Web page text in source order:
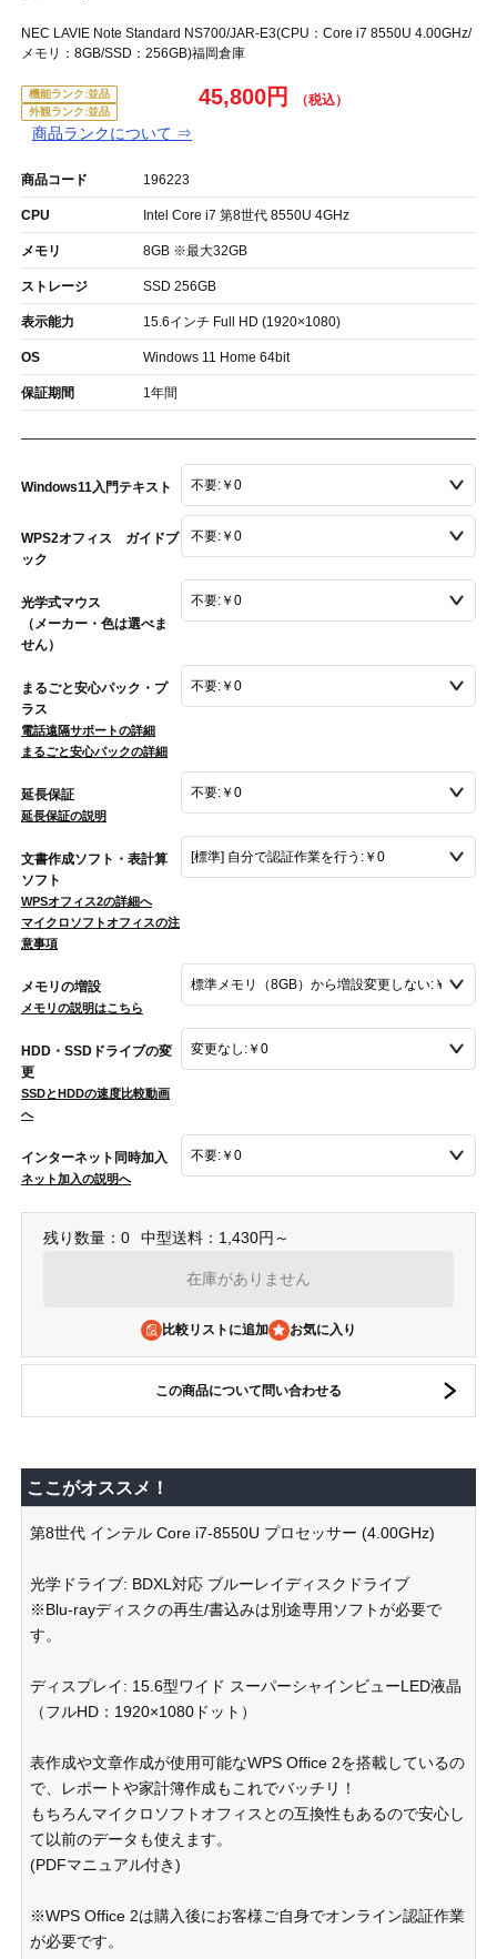
NEC LAVIE Note Standard NS700/JAR-E3(CPU：Core i7 8550U 4.00GHz/
メモリ：8GB/SSD：256GB)福岡倉庫
機能ランク:並品
外観ランク:並品
商品ランクについて ⇒
45,800円
商品コード 196223
CPU Intel Core i7 第8世代 8550U 4GHz
メモリ 8GB ※最大32GB
ストレージ SSD 256GB
表示能力 15.6インチ Full HD (1920×1080)
OS Windows 11 Home 64bit
保証期間 1年間
Windows11入門テキスト
WPS2オフィス ガイドブ
ック
光学式マウス
（メーカー・色は選べま
せん）
まるごと安心パック・プ
ラス
電話遠隔サポートの詳細
まるごと安心パックの詳細
延長保証
延長保証の説明
文書作成ソフト・表計算
ソフト
WPSオフィス2の詳細へ
マイクロソフトオフィスの注
意事項
メモリの増設
メモリの説明はこちら
HDD・SSDドライブの変
更
SSDとHDDの速度比較動画
へ
インターネット同時加入
ネット加入の説明へ
残り数量：0 中型送料：1,430円～
在庫がありません
比較リストに追加
この商品について問い合わせる
ここがオススメ！
第8世代 インテル Core i7-8550U プロセッサー (4.00GHz)
光学ドライブ: BDXL対応 ブルーレイディスクドライブ
※Blu-rayディスクの再生/書込みは別途専用ソフトが必要で
す。
ディスプレイ: 15.6型ワイド スーパーシャインビューLED液晶
（フルHD：1920×1080ドット）
表作成や文章作成が使用可能なWPS Office 2を搭載しているの
で、レポートや家計簿作成もこれでバッチリ！
もちろんマイクロソフトオフィスとの互換性もあるので安心し
て以前のデータも使えます。
(PDFマニュアル付き)
※WPS Office 2は購入後にお客様ご自身でオンライン認証作業
が必要です。